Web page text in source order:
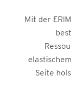
Mit der
Seite